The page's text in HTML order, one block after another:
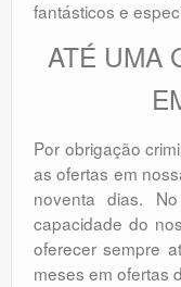
fantásticos e
ATÉ UMA
Por obrigação
as ofertas em
noventa dias.
capacidade do
oferecer sempre
meses em ofertas